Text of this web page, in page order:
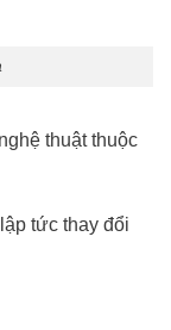
thuật thuộc
tức thay đổi